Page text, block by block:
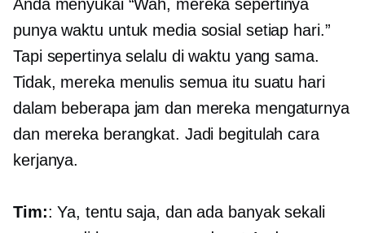
Anda menyukai “Wah, mereka sepertinya
punya waktu untuk media sosial setiap hari.”
Tapi sepertinya selalu di waktu yang sama.
Tidak, mereka menulis semua itu suatu hari
dalam beberapa jam dan mereka mengaturnya
dan mereka berangkat. Jadi begitulah cara
kerjanya.
Tim:: Ya, tentu saja, dan ada banyak sekali